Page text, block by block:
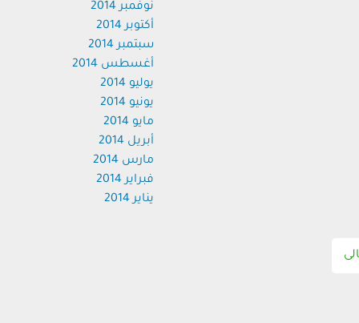
نوفمبر 2014
أكتوبر 2014
سبتمبر 2014
أغسطس 2014
يوليو 2014
يونيو 2014
مايو 2014
أبريل 2014
مارس 2014
فبراير 2014
يناير 2014